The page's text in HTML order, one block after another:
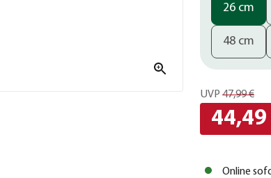
26 cm
48 cm
UVP 47,99 €
44,49
Online